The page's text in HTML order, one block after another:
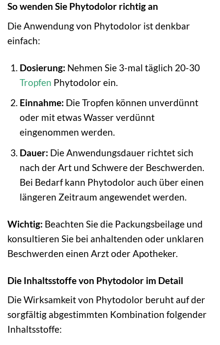
So wenden Sie Phytodolor richtig an
Die Anwendung von Phytodolor ist denkbar
einfach:
Dosierung: Nehmen Sie 3-mal täglich 20-30
Tropfen Phytodolor ein.
Einnahme: Die Tropfen können unverdünnt
oder mit etwas Wasser verdünnt
eingenommen werden.
Dauer: Die Anwendungsdauer richtet sich
nach der Art und Schwere der Beschwerden.
Bei Bedarf kann Phytodolor auch über einen
längeren Zeitraum angewendet werden.
Wichtig: Beachten Sie die Packungsbeilage und
konsultieren Sie bei anhaltenden oder unklaren
Beschwerden einen Arzt oder Apotheker.
Die Inhaltsstoffe von Phytodolor im Detail
Die Wirksamkeit von Phytodolor beruht auf der
sorgfältig abgestimmten Kombination folgender
Inhaltsstoffe: